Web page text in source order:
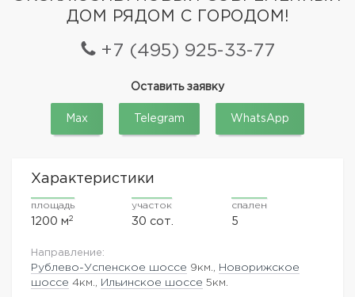
ДОМ РЯДОМ С ГОРОДОМ!
+7 (495) 925-33-77
Оставить заявку
Max Telegram WhatsApp
Характеристики
площадь
1200 м2
участок
30 сот.
спален
5
Направление:
Рублево-Успенское шоссе 9км.,
Новорижское
шоссе 4км., Ильинское шоссе 5км.